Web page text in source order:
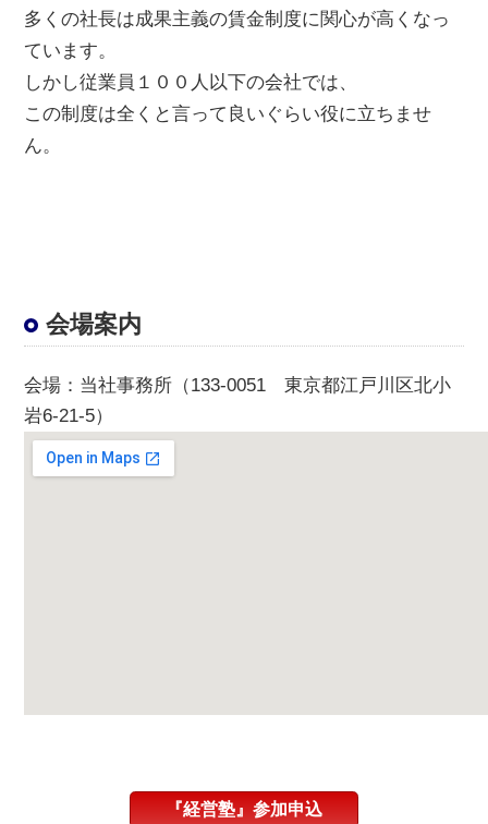
多くの社長は成果主義の賃金制度に関心が高くなっ
ています。
しかし従業員１００人以下の会社では、
この制度は全くと言って良いぐらい役に立ちませ
ん。
会場案内
会場 ：当社事務所（133-0051 東京都江戸川区北小
岩6-21-5）
『経営塾』参加申込